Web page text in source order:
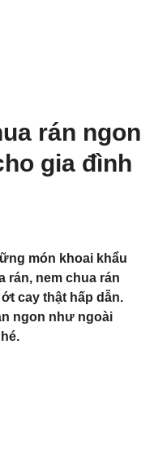
rán ngon
gia đình
món khoai khẩu
rán, nem chua rán
cay thật hấp dẫn.
ngon như ngoài